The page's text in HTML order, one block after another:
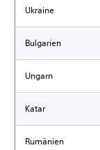
Ukraine
Bulgarien
Ungarn
Katar
Rumänien